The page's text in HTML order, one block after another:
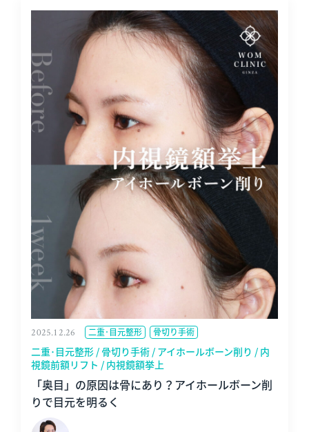
2025.12.26 二重･目元整形 骨切り手術
二重･目元整形 / 骨切り手術 / アイホールボーン削り / 内
視鏡前額リフト / 内視鏡額挙上
「奥目」の原因は骨にあり？アイホールボーン削
りで目元を明るく